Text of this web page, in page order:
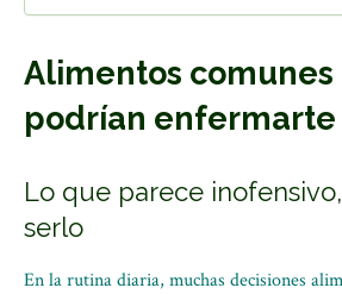
Alimentos comunes
podrían enfermarte
Lo que parece
serlo
En la rutina diaria, muchas decisiones